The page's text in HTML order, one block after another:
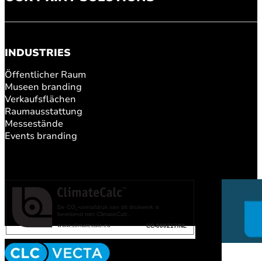
INDUSTRIES
Öffentlicher Raum
Museen branding
Verkaufsflächen
Raumausstattung
Messestände
Events branding